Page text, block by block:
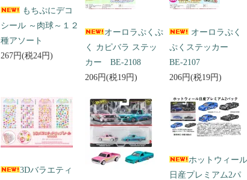
もちぷにデコ
シール ～肉球～１２
種アソート
267円(税24円)
オーロラぷくぷ
く カピバラ ステッ
カー BE-2108
206円(税19円)
オーロラぷく
ぷくステッカー
BE-2107
206円(税19円)
3Dバラエティ
ホットウィール
日産プレミアム2パ